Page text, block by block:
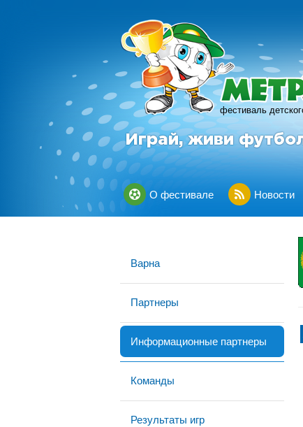
фестиваль
Играй, живи
О фестивале Новости
Варна
Партнеры
Информационные партнеры
Команды
Результаты игр